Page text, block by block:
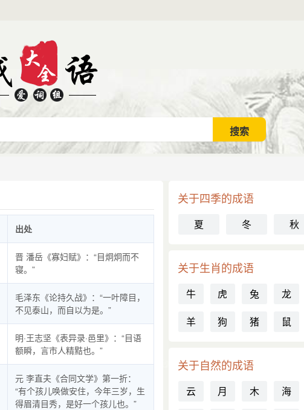
出处
晋 潘岳《寡妇赋》：“目炯炯而不
寝。”
毛泽东《论持久战》：“一叶障目，
不见泰山，而自以为是。”
明·王志坚《表异录·邑里》：“目语
额瞬，言市人精黠也。”
元 李直夫《合同文学》第一折：
“有个孩儿唤做安住，今年三岁，生
得眉清目秀，是好一个孩儿也。”
关于四季的成语
夏 冬 秋
关于生肖的成语
牛 虎 兔 龙
羊
狗 猪 鼠
关于自然的成语
云 月 木 海